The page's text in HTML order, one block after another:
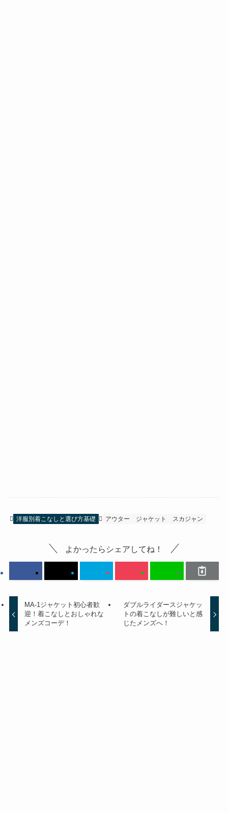
洋服別着こなしと選び方基礎 アウター ジャケット スカジャン
よかったらシェアしてね！
MA-1ジャケット初心者歓
迎！着こなしとおしゃれな
メンズコーデ！
ダブルライダースジャケッ
トの着こなしが難しいと感
じたメンズへ！